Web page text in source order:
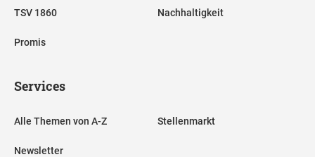
TSV 1860
Promis
Nachhaltigkeit
Services
Alle Themen von A-Z
Newsletter
Stellenmarkt